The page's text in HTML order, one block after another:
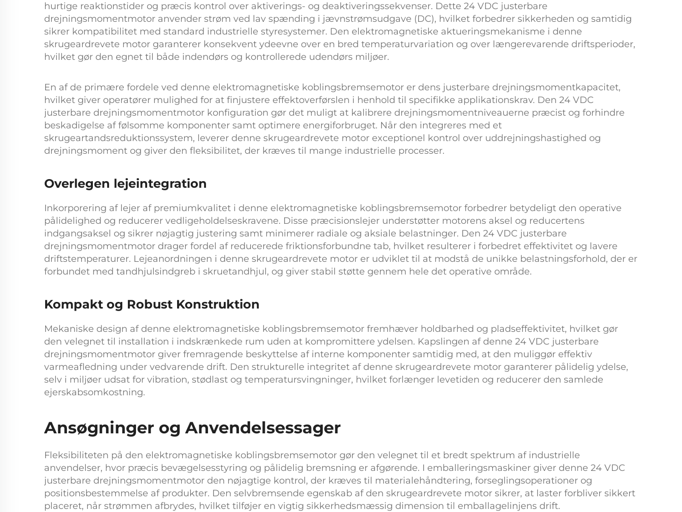
hurtige reaktionstider og præcis kontrol over aktiverings- og deaktiveringssekvenser. Dette 24 VDC justerbare
drejningsmomentmotor anvender strøm ved lav spænding i jævnstrømsudgave (DC), hvilket forbedrer sikkerheden og samtidig
sikrer kompatibilitet med standard industrielle styresystemer. Den elektromagnetiske aktueringsmekanisme i denne
skrugeardrevete motor garanterer konsekvent ydeevne over en bred temperaturvariation og over længerevarende driftsperioder,
hvilket gør den egnet til både indendørs og kontrollerede udendørs miljøer.
En af de primære fordele ved denne elektromagnetiske koblingsbremsemotor er dens justerbare drejningsmomentkapacitet,
hvilket giver operatører mulighed for at finjustere effektoverførslen i henhold til specifikke applikationskrav. Den 24 VDC
justerbare drejningsmomentmotor konfiguration gør det muligt at kalibrere drejningsmomentniveauerne præcist og forhindre
beskadigelse af følsomme komponenter samt optimere energiforbruget. Når den integreres med et
skrugeartandsreduktionssystem, leverer denne skrugeardrevete motor exceptionel kontrol over uddrejningshastighed og
drejningsmoment og giver den fleksibilitet, der kræves til mange industrielle processer.
Overlegen lejeintegration
Inkorporering af lejer af premiumkvalitet i denne elektromagnetiske koblingsbremsemotor forbedrer betydeligt den operative
pålidelighed og reducerer vedligeholdelseskravene. Disse præcisionslejer understøtter motorens aksel og reducertens
indgangsaksel og sikrer nøjagtig justering samt minimerer radiale og aksiale belastninger. Den 24 VDC justerbare
drejningsmomentmotor drager fordel af reducerede friktionsforbundne tab, hvilket resulterer i forbedret effektivitet og lavere
driftstemperaturer. Lejeanordningen i denne skrugeardrevete motor er udviklet til at modstå de unikke belastningsforhold, der er
forbundet med tandhjulsindgreb i skruetandhjul, og giver stabil støtte gennem hele det operative område.
Kompakt og Robust Konstruktion
Mekaniske design af denne elektromagnetiske koblingsbremsemotor fremhæver holdbarhed og pladseffektivitet, hvilket gør
den velegnet til installation i indskrænkede rum uden at kompromittere ydelsen. Kapslingen af denne 24 VDC justerbare
drejningsmomentmotor giver fremragende beskyttelse af interne komponenter samtidig med, at den muliggør effektiv
varmeafledning under vedvarende drift. Den strukturelle integritet af denne skrugeardrevete motor garanterer pålidelig ydelse,
selv i miljøer udsat for vibration, stødlast og temperatursvingninger, hvilket forlænger levetiden og reducerer den samlede
ejerskabsomkostning.
Ansøgninger og Anvendelsessager
Fleksibiliteten på den elektromagnetiske koblingsbremsemotor gør den velegnet til et bredt spektrum af industrielle
anvendelser, hvor præcis bevægelsesstyring og pålidelig bremsning er afgørende. I emballeringsmaskiner giver denne 24 VDC
justerbare drejningsmomentmotor den nøjagtige kontrol, der kræves til materialehåndtering, forseglingsoperationer og
positionsbestemmelse af produkter. Den selvbremsende egenskab af den skrugeardrevete motor sikrer, at laster forbliver sikkert
placeret, når strømmen afbrydes, hvilket tilføjer en vigtig sikkerhedsmæssig dimension til emballagelinjens drift.